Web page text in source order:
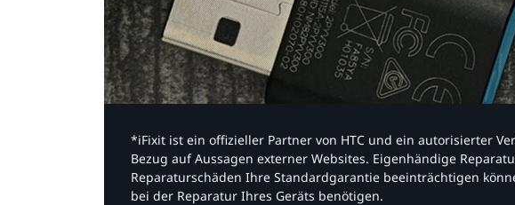
*iFixit ist ein offizieller Partner von HTC und ein autorisierter
Bezug auf Aussagen externer Websites. Eigenhändige
Reparaturschäden Ihre Standardgarantie beeinträchtigen
bei der Reparatur Ihres Geräts benötigen.​